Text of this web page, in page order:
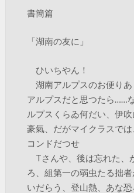
書簡篇
「湖南の友に」
ひいちやん！
湖南アルプスのお便り
アルプスだと思つたら……
ルプスくらゐ何だい、伊
豪氣、だがマイクラスで
コンドだつせ
Tさんや、後は忘れた、
ろ、組第一の弱虫たる拙
いだらう、登山熱、あな